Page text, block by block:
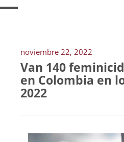
noviembre 22, 2022
Van 140
en Colombia en
2022